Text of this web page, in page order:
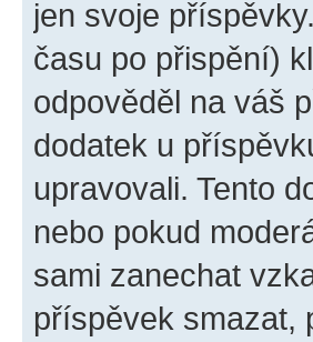
jen svoje
času po přispění)
odpověděl na váš
dodatek u
upravovali. Tento
nebo pokud
sami zanechat
příspěvek smazat,